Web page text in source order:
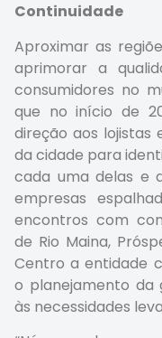
Continuidade
Aproximar as
aprimorar a
consumidores no
que no início de
direção aos lojistas
da cidade para
cada uma delas e
empresas
encontros com
de Rio Maina,
Centro a entidade
o planejamento da
às necessidades